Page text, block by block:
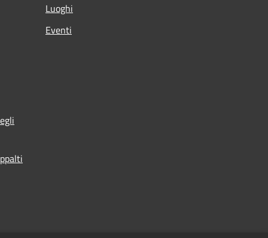
Luoghi
Eventi